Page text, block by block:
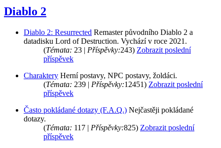
Diablo 2
Diablo 2: Resurrected Remaster původního Diablo 2 a
datadisku Lord of Destruction. Vychází v roce 2021.
(Témata: 23 | Příspěvky:243) Zobrazit poslední
příspěvek
Charaktery Herní postavy, NPC postavy, žoldáci.
(Témata: 239 | Příspěvky:12451) Zobrazit poslední
příspěvek
Často pokládané dotazy (F.A.Q.) Nejčastěji pokládané
dotazy.
(Témata: 117 | Příspěvky:825) Zobrazit poslední
příspěvek